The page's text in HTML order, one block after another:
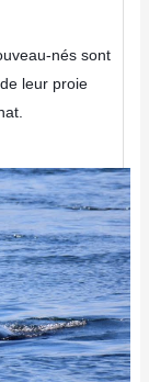
nés sont
leur proie